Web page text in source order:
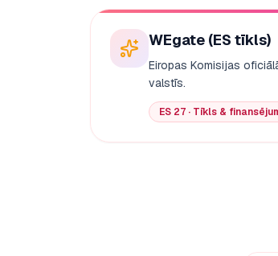
WEgate (ES tīkls)
Eiropas Komisijas
valstīs.
ES 27 · Tīkls &